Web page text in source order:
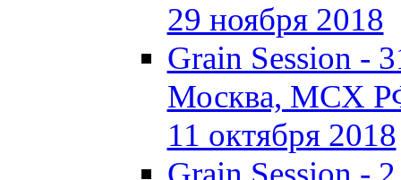
29 ноября 2018
Grain Session -
Москва, МСХ
11 октября 2018